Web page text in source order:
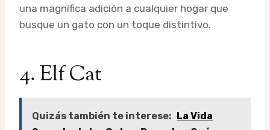
una magnífica adición a cualquier hogar que
busque un gato con un toque distintivo.
4. Elf Cat
Quizás también te interese: La Vida